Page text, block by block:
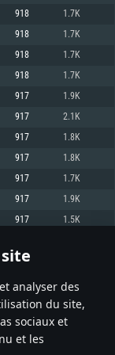
analyser des
du site,
sociaux et
et les
77XX / NVIDIA
le jeu est de 720p
AMD/Nvidia. La
pas supportés)
de Metal
(moins de 6 mois) /
par le jeu est de
(moins de 6 mois) /
918 1.7K
918 1.7K
918 1.7K
918 1.7K
917 1.9K
917 2.1K
917 1.8K
917 1.8K
917 1.7K
917 1.9K
917 1.5K